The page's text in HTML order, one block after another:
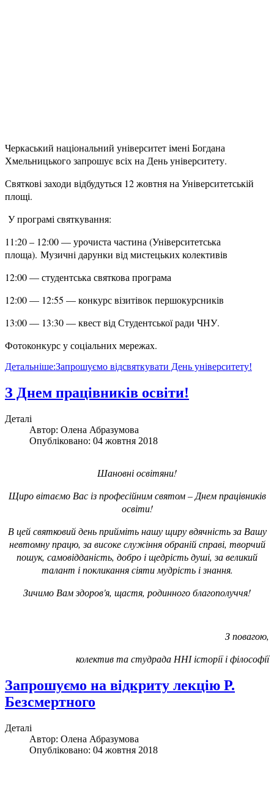
Черкаський національний університет імені Богдана
Хмельницького запрошує всіх на День університету.
Святкові заходи відбудуться 12 жовтня на Університетській
площі.
У програмі святкування:
11:20 – 12:00 — урочиста частина (Університетська
площа). Музичні дарунки від мистецьких колективів
12:00 — студентська святкова програма
12:00 — 12:55 — конкурс візитівок першокурсників
13:00 — 13:30 — квест від Студентської ради ЧНУ.
Фотоконкурс у соціальних мережах.
Детальніше:Запрошуємо відсвяткувати День університету!
З Днем працівників освіти!
Деталі
Автор: Олена Абразумова
Опубліковано: 04 жовтня 2018
Шановні освітяни!
Щиро вітаємо Вас із професійним святом – Днем працівників
освіти!
В цей святковий день прийміть нашу щиру вдячність за Вашу
невтомну працю, за високе служіння обраній справі, творчий
пошук, самовідданість, добро і щедрість душі, за великий
талант і покликання сіяти мудрість і знання.
Зичимо Вам здоров'я, щастя, родинного благополуччя!
З повагою,
колектив та студрада ННІ історії і філософії
Запрошуємо на відкриту лекцію Р.
Безсмертного
Деталі
Автор: Олена Абразумова
Опубліковано: 04 жовтня 2018